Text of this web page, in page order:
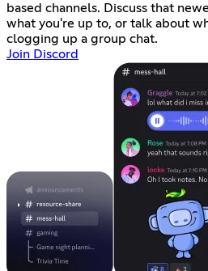
based channels. Discuss that
what you're up to, or talk about
clogging up a group chat.
Join Discord